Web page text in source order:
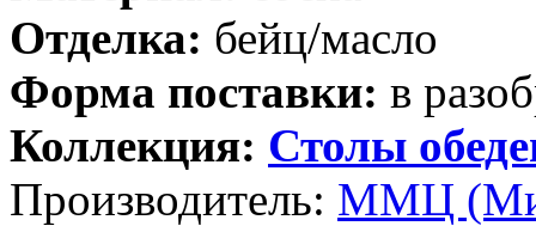
Отделка: бейц/масло
Форма поставки: в
Коллекция: Столы
Производитель: ММЦ